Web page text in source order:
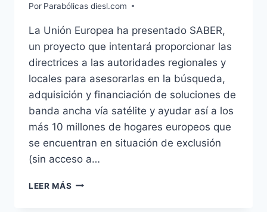
Por Parabólicas diesl.com
La Unión Europea ha presentado SABER,
un proyecto que intentará proporcionar las
directrices a las autoridades regionales y
locales para asesorarlas en la búsqueda,
adquisición y financiación de soluciones de
banda ancha vía satélite y ayudar así a los
más 10 millones de hogares europeos que
se encuentran en situación de exclusión
(sin acceso a…
LEER MÁS EUTELSAT